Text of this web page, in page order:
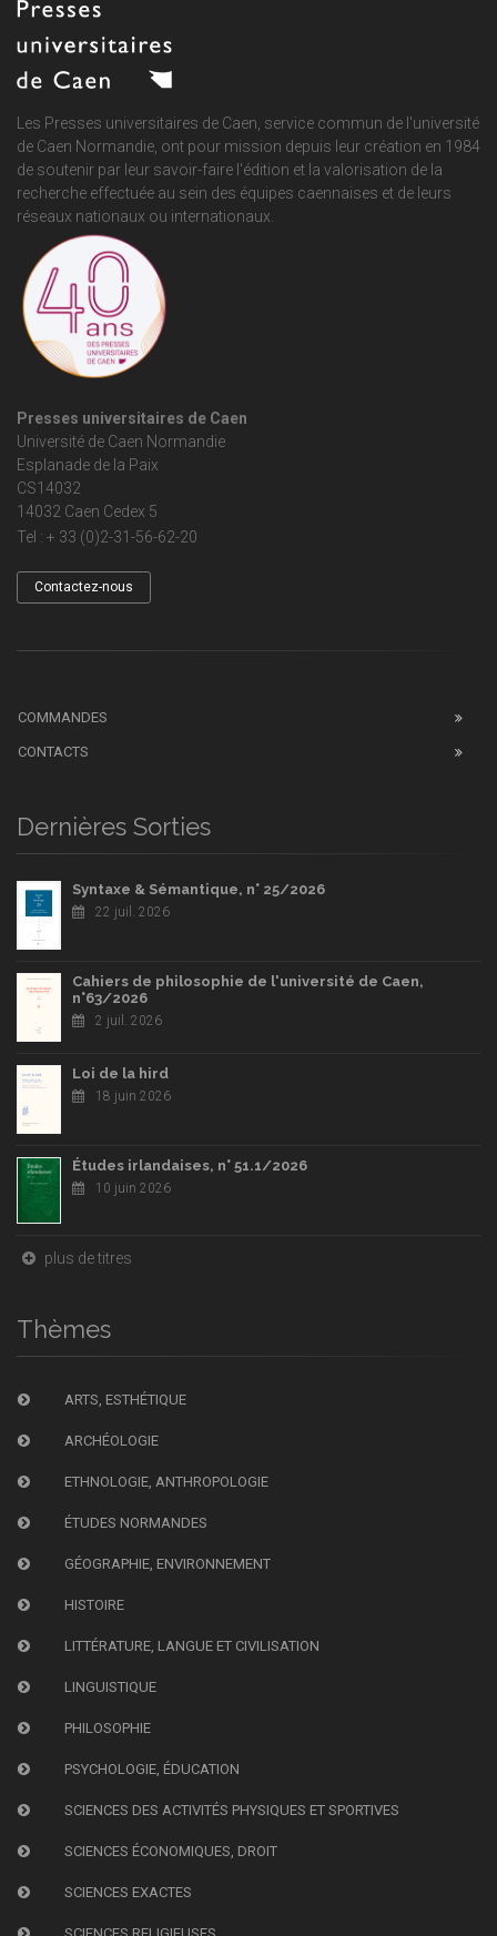
Les Presses universitaires de Caen, service commun de l'université
de Caen Normandie , ont pour mission depuis leur création en 1984
de soutenir par leur savoir-faire l'édition et la valorisation de la
recherche effectuée au sein des équipes caennaises et de leurs
réseaux nationaux ou internationaux.
Presses universitaires de Caen
Université de Caen Normandie
Esplanade de la Paix
CS14032
14032 Caen Cedex 5
Tel : + 33 (0)2-31-56-62-20
Contactez-nous
COMMANDES
CONTACTS
Dernières Sorties
Syntaxe & Sémantique, n° 25/2026
22 juil. 2026
Cahiers de philosophie de l'université de Caen,
n°63/2026
2 juil. 2026
Loi de la hird
18 juin 2026
Études irlandaises, n° 51.1/2026
10 juin 2026
plus de titres
Thèmes
ARTS, ESTHÉTIQUE
ARCHÉOLOGIE
ETHNOLOGIE, ANTHROPOLOGIE
ÉTUDES NORMANDES
GÉOGRAPHIE, ENVIRONNEMENT
HISTOIRE
LITTÉRATURE, LANGUE ET CIVILISATION
LINGUISTIQUE
PHILOSOPHIE
PSYCHOLOGIE, ÉDUCATION
SCIENCES DES ACTIVITÉS PHYSIQUES ET SPORTIVES
SCIENCES ÉCONOMIQUES, DROIT
SCIENCES EXACTES